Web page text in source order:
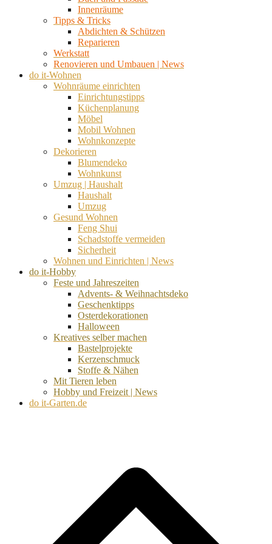
Innenräume
Tipps & Tricks
Abdichten & Schützen
Reparieren
Werkstatt
Renovieren und Umbauen | News
do it-Wohnen
Wohnräume einrichten
Einrichtungstipps
Küchenplanung
Möbel
Mobil Wohnen
Wohnkonzepte
Dekorieren
Blumendeko
Wohnkunst
Umzug | Haushalt
Haushalt
Umzug
Gesund Wohnen
Feng Shui
Schadstoffe vermeiden
Sicherheit
Wohnen und Einrichten | News
do it-Hobby
Feste und Jahreszeiten
Advents- & Weihnachtsdeko
Geschenktipps
Osterdekorationen
Halloween
Kreatives selber machen
Bastelprojekte
Kerzenschmuck
Stoffe & Nähen
Mit Tieren leben
Hobby und Freizeit | News
do it-Garten.de